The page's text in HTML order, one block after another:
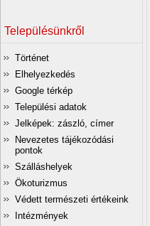
Településünkről
Történet
Elhelyezkedés
Google térkép
Települési adatok
Jelképek: zászló, címer
Nevezetes tájékozódási
pontok
Szálláshelyek
Ökoturizmus
Védett természeti értékeink
Intézmények